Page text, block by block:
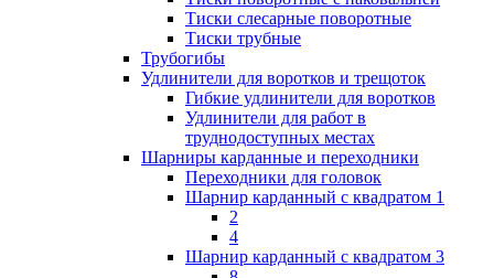
Тиски слесарные поворотные
Тиски трубные
Трубогибы
Удлинители для воротков и трещоток
Гибкие удлинители для воротков
Удлинители для работ в
труднодоступных местах
Шарниры карданные и переходники
Переходники для головок
Шарнир карданный с квадратом 1
2
4
Шарнир карданный с квадратом 3